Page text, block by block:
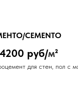
CEMENTO
руб/м²
для стен, пол с